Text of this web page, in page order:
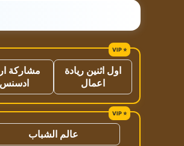
اول اثنين ريادة
اعمال
مشاركة
ادسنس
عالم الشباب